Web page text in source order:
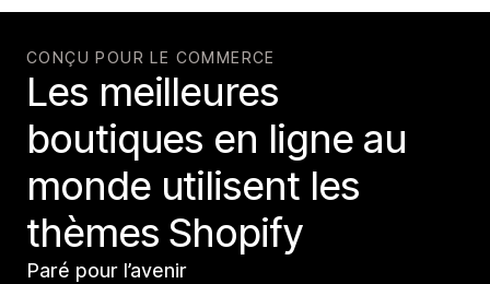
CONÇU POUR LE COMMERCE
Les meilleures
boutiques en ligne au
monde utilisent les
thèmes Shopify
Paré pour l’avenir